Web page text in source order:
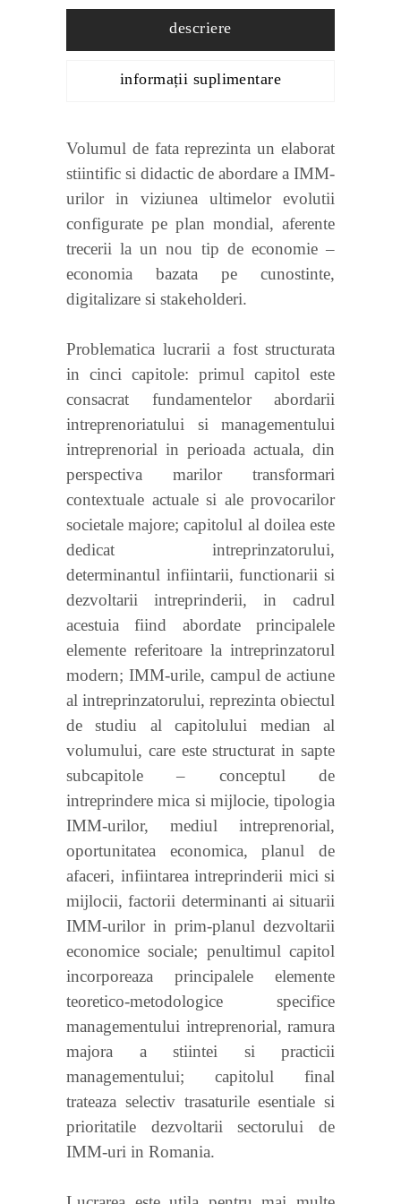
descriere
informații suplimentare
Volumul de fata reprezinta un elaborat
stiintific si didactic de abordare a IMM-
urilor in viziunea ultimelor evolutii
configurate pe plan mondial, aferente
trecerii la un nou tip de economie –
economia bazata pe cunostinte,
digitalizare si stakeholderi.
Problematica lucrarii a fost structurata
in cinci capitole: primul capitol este
consacrat fundamentelor abordarii
intreprenoriatului si managementului
intreprenorial in perioada actuala, din
perspectiva marilor transformari
contextuale actuale si ale provocarilor
societale majore; capitolul al doilea este
dedicat intreprinzatorului,
determinantul infiintarii, functionarii si
dezvoltarii intreprinderii, in cadrul
acestuia fiind abordate principalele
elemente referitoare la intreprinzatorul
modern; IMM-urile, campul de actiune
al intreprinzatorului, reprezinta obiectul
de studiu al capitolului median al
volumului, care este structurat in sapte
subcapitole – conceptul de
intreprindere mica si mijlocie, tipologia
IMM-urilor, mediul intreprenorial,
oportunitatea economica, planul de
afaceri, infiintarea intreprinderii mici si
mijlocii, factorii determinanti ai situarii
IMM-urilor in prim-planul dezvoltarii
economice sociale; penultimul capitol
incorporeaza principalele elemente
teoretico-metodologice specifice
managementului intreprenorial, ramura
majora a stiintei si practicii
managementului; capitolul final
trateaza selectiv trasaturile esentiale si
prioritatile dezvoltarii sectorului de
IMM-uri in Romania.